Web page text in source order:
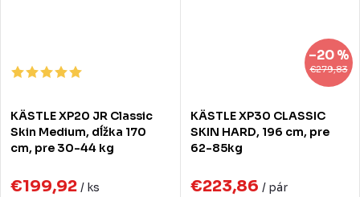
KÄSTLE XP20 JR Classic
Skin Medium, dĺžka 170
cm, pre 30-44 kg
€199,92 / ks
€279,83
–20 %
KÄSTLE XP30 CLASSIC
SKIN HARD, 196 cm, pre
62-85kg
€223,86 / pár